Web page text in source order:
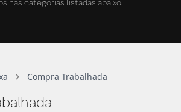
nas categorias listadas abaixo.
Compra Trabalhada